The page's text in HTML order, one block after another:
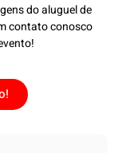
do aluguel de
contato conosco